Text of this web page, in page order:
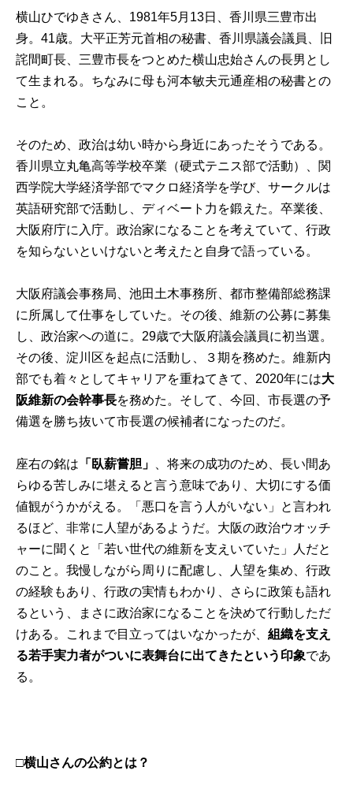
横山ひでゆき さ ん、1981年5月13日、香川県三豊市出
身。41歳。大平正芳元首相の秘書、香川県議会議員、旧
詫間町長、三豊市長をつとめた横山忠始さんの長男とし
て生まれる。ちなみに母も河本敏夫元通産相の秘書との
こと。
そのため、政治は幼い時から身近にあったそうである。
香川県立丸亀高等学校卒業（硬式テニス部で活動）、関
西学院大学経済学部でマクロ経済学を学び、サークルは
英語研究部で活動し、ディベート力を鍛えた。卒業後、
大阪府庁に入庁。政治家になることを考えていて、行政
を知らないといけないと考えたと自身で語っている。
大阪府議会事務局、池田土木事務所、都市整備部総務課
に所属して仕事をしていた。その後、維新の公募に募集
し、政治家への道に。29歳で大阪府議会議員に初当選。
その後、淀川区を起点に活動し、３期を務めた。維新内
部でも着々としてキャリアを重ねてきて、2020年には大
阪維新の会幹事長を務めた。そして、今回、市長選の予
備選を勝ち抜いて市長選の候補者になったのだ。
座右の銘は 「臥薪嘗胆」
、将来の成功のため、長い間あ
らゆる苦しみに堪えると言う意味であり、大切にする価
値観がうかがえる。
「悪口を言う人がいない」
と言われ
るほど、非常に人望があるようだ。大阪の政治ウオッチ
ャーに聞くと「若い世代の維新を支えいていた」人だと
のこと。我慢しながら周りに配慮し、人望を集め、行政
の経験もあり、行政の実情もわかり、さらに政策も語れ
るという、まさに政治家になることを決めて行動しただ
けある。これまで目立ってはいなかったが、組織を支え
る若手実力者がついに表舞台に出てきたという印象であ
る。
□横山さんの公約とは？